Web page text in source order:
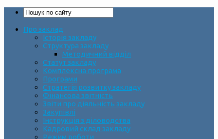
Про заклад
Історія закладу
Структура закладу
Методичний відділ
Статут закладу
Комплексна програма
Програми
Стратегія розвитку закладу
Фінансова звітність
Звіти про діяльність закладу
Закупівлі
Інструкція з діловодства
Кадровий склад закладу
Режим роботи